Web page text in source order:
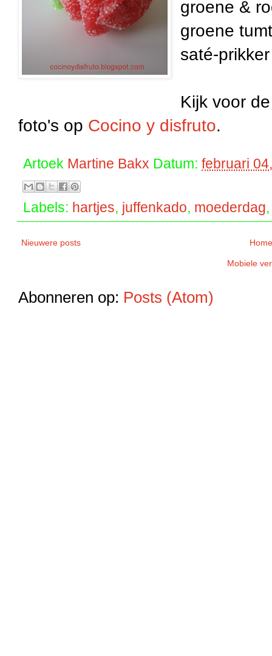
groene &
groene
saté-prikker
Kijk voor
foto's op Cocino y disfruto.
Artoek Martine Bakx Datum: februari
Labels: hartjes, juffenkado, moederdag
Nieuwere posts
Mobiele
Abonneren op: Posts (Atom)